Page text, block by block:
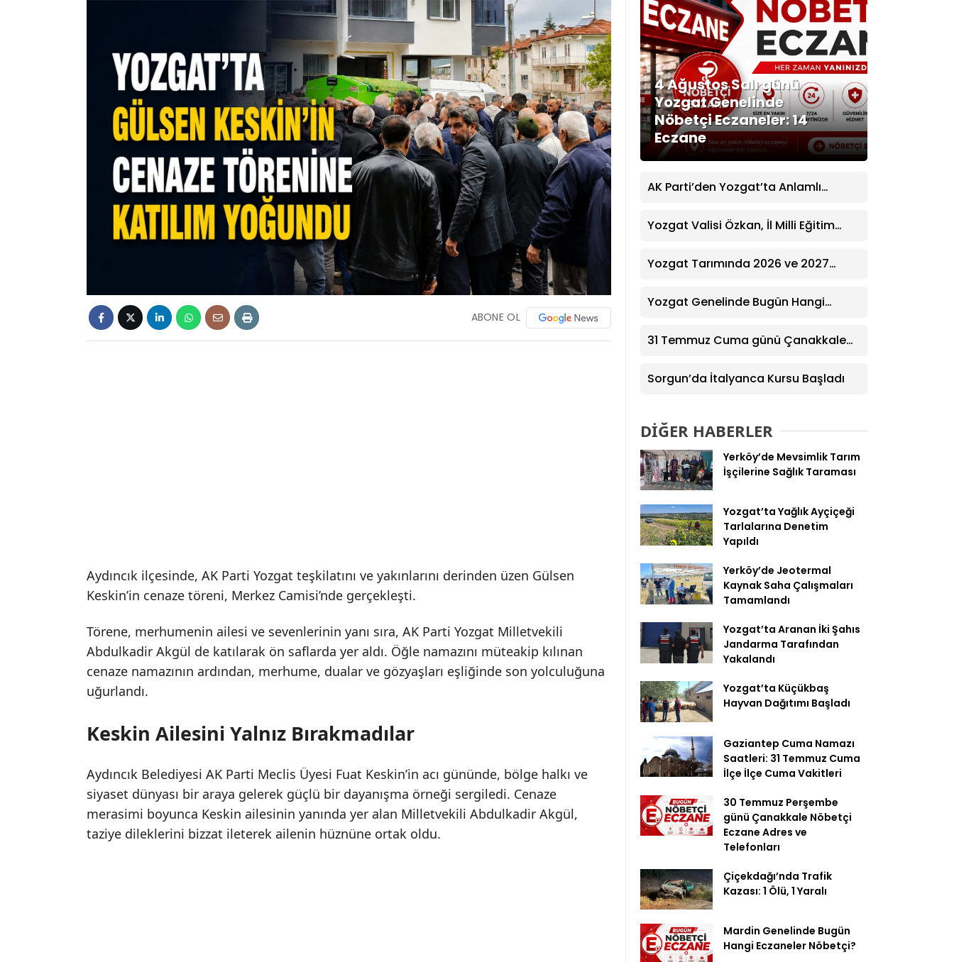
ABONE OL
Aydıncık ilçesinde, AK Parti Yozgat teşkilatını ve yakınlarını derinden üzen Gülsen
Keskin’in cenaze töreni, Merkez Camisi’nde gerçekleşti.
Törene, merhumenin ailesi ve sevenlerinin yanı sıra, AK Parti Yozgat Milletvekili
Abdulkadir Akgül de katılarak ön saflarda yer aldı. Öğle namazını müteakip kılınan
cenaze namazının ardından, merhume, dualar ve gözyaşları eşliğinde son yolculuğuna
uğurlandı.
Keskin Ailesini Yalnız Bırakmadılar
Aydıncık Belediyesi AK Parti Meclis Üyesi Fuat Keskin’in acı gününde, bölge halkı ve
siyaset dünyası bir araya gelerek güçlü bir dayanışma örneği sergiledi. Cenaze
merasimi boyunca Keskin ailesinin yanında yer alan Milletvekili Abdulkadir Akgül,
taziye dileklerini bizzat ileterek ailenin hüznüne ortak oldu.
4 Ağustos Salı günü
Yozgat Genelinde
Nöbetçi Eczaneler: 14
Eczane
AK Parti’den Yozgat’ta Anlamlı
Dernek Üyeleriyle Buluştu
Yozgat Valisi Özkan, İl Milli Eğitim
Yozgat Tarımında 2026 ve 2027
Yozgat Genelinde Bugün Hangi
Geldi
31 Temmuz Cuma günü Çanakkale
Sorgun’da İtalyanca Kursu Başladı
DİĞER HABERLER
Yerköy’de Mevsimlik Tarım
İşçilerine Sağlık Taraması
Yozgat’ta Yağlık Ayçiçeği
Tarlalarına Denetim
Yapıldı
Yerköy’de Jeotermal
Kaynak Saha Çalışmaları
Tamamlandı
Yozgat’ta Aranan İki Şahıs
Jandarma Tarafından
Yakalandı
Yozgat’ta Küçükbaş
Hayvan Dağıtımı Başladı
Gaziantep Cuma Namazı
Saatleri: 31 Temmuz Cuma
İlçe İlçe Cuma Vakitleri
30 Temmuz Perşembe
günü Çanakkale Nöbetçi
Eczane Adres ve
Telefonları
Çiçekdağı’nda Trafik
Kazası: 1 Ölü, 1 Yaralı
Mardin Genelinde Bugün
Hangi Eczaneler Nöbetçi?